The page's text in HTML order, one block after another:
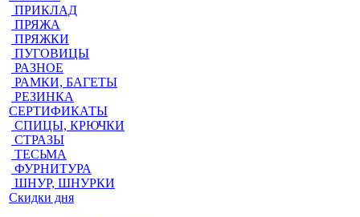
ПРИКЛАД
ПРЯЖА
ПРЯЖКИ
ПУГОВИЦЫ
РАЗНОЕ
РАМКИ, БАГЕТЫ
РЕЗИНКА
СЕРТИФИКАТЫ
СПИЦЫ, КРЮЧКИ
СТРАЗЫ
ТЕСЬМА
ФУРНИТУРА
ШНУР, ШНУРКИ
Скидки дня